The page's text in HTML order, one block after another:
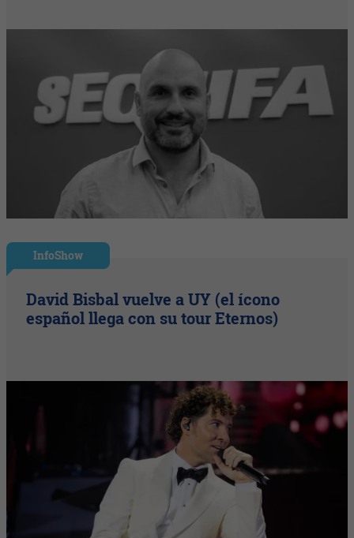
InfoShow
David Bisbal vuelve a UY (el ícono
español llega con su tour Eternos)